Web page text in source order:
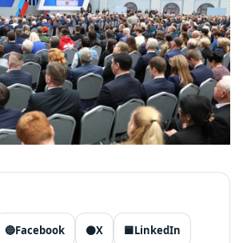
🔵Facebook ⚫X 🟦LinkedIn